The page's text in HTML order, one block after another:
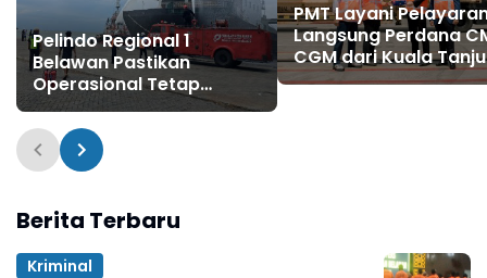
Pelindo Regional 1
Belawan Pastikan
Operasional Tetap
Optimal Layani
Pengguna Jasa
PMT Layani
Langsung Perdana
CGM dari Kuala
ke China Selatan
Berita Terbaru
Kriminal